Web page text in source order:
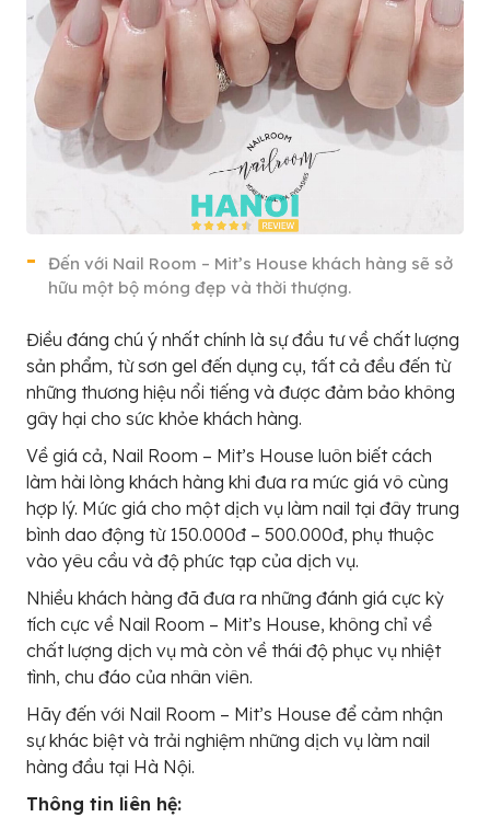
Đến với Nail Room – Mit’s House khách hàng sẽ sở
hữu một bộ móng đẹp và thời thượng.
Điều đáng chú ý nhất chính là sự đầu tư về chất lượng
sản phẩm, từ sơn gel đến dụng cụ, tất cả đều đến từ
những thương hiệu nổi tiếng và được đảm bảo không
gây hại cho sức khỏe khách hàng.
Về giá cả, Nail Room – Mit’s House luôn biết cách
làm hài lòng khách hàng khi đưa ra mức giá vô cùng
hợp lý. Mức giá cho một dịch vụ làm nail tại đây trung
bình dao động từ 150.000đ – 500.000đ, phụ thuộc
vào yêu cầu và độ phức tạp của dịch vụ.
Nhiều khách hàng đã đưa ra những đánh giá cực kỳ
tích cực về Nail Room – Mit’s House, không chỉ về
chất lượng dịch vụ mà còn về thái độ phục vụ nhiệt
tình, chu đáo của nhân viên.
Hãy đến với Nail Room – Mit’s House để cảm nhận
sự khác biệt và trải nghiệm những dịch vụ làm nail
hàng đầu tại Hà Nội.
Thông tin liên hệ: